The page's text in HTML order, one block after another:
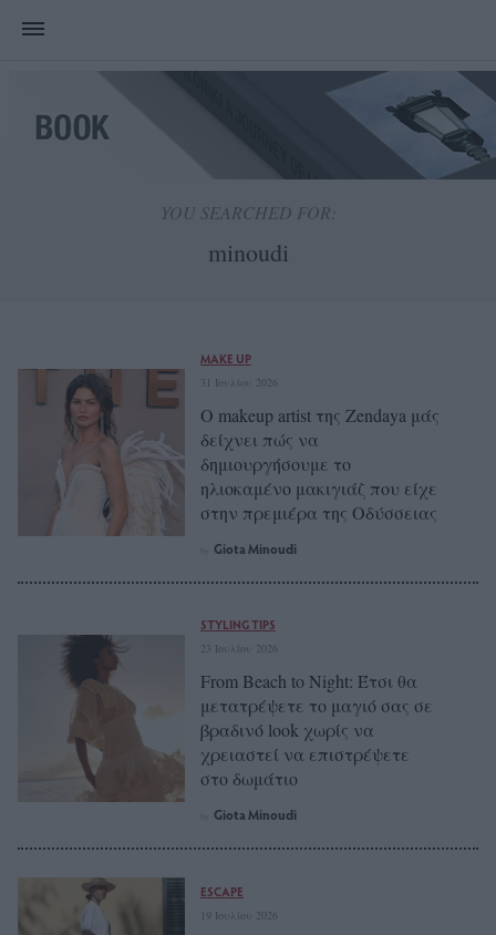
YOU SEARCHED FOR:
MAKE UP
31 Ιουλίου 2026
Ο makeup artist της Zendaya μάς
δείχνει πώς να
δημιουργήσουμε το
ηλιοκαμένο μακιγιάζ που είχε
στην πρεμιέρα της Οδύσσειας
Giota Minoudi
STYLING TIPS
23 Ιουλίου 2026
From Beach to Night: Έτσι θα
μετατρέψετε το μαγιό σας σε
βραδινό look χωρίς να
χρειαστεί να επιστρέψετε
στο δωμάτιο
Giota Minoudi
ESCAPE
19 Ιουλίου 2026